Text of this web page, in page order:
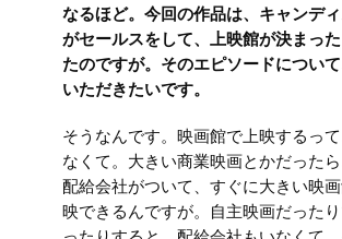
なるほど。今回の作品は、キャンデ
がセールスをして、上映館が決まっ
たのですが。そのエピソードについ
いただきたいです。
そうなんです。映画館で上映するっ
なくて。大きい商業映画とかだった
配給会社がついて、すぐに大きい映
映できるんですが。自主映画だった